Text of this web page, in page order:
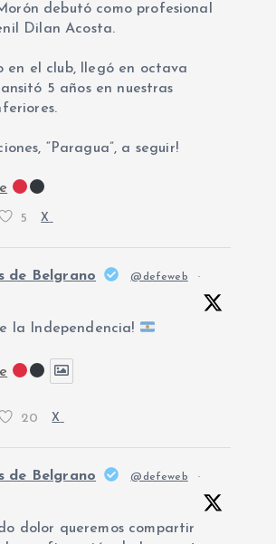
debutó como profesional
Dilan Acosta.
en el club, llegó en octava
5 años en nuestras
“Paragua”, a seguir!
5 X
de Belgrano @defeweb ·
la Independencia!
20 X
de Belgrano @defeweb ·
dolor queremos compartir